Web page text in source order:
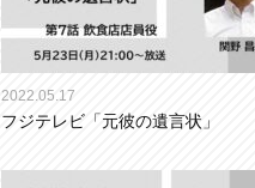
2022.05.17
フジテレビ「元彼の遺言状」